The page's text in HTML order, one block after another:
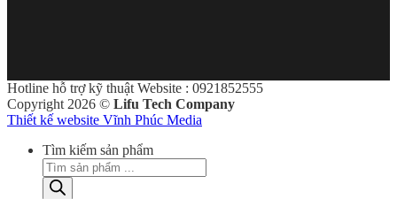
Hotline hỗ trợ kỹ thuật Website : 0921852555
Copyright 2026 © Lifu Tech Company
Thiết kế website Vĩnh Phúc Media
Tìm kiếm sản phẩm